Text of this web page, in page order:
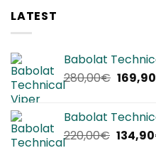
LATEST
Babolat
280,00€ Il
era:
169,90
Babolat
220,00€ Il
134,90